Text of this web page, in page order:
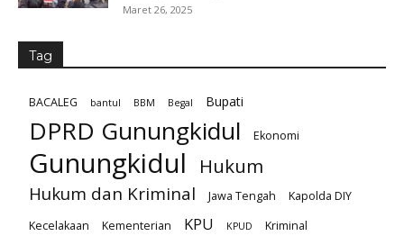
Maret 26, 2025
Tag
BACALEG bantul BBM Begal Bupati
DPRD Gunungkidul Ekonomi
Gunungkidul Hukum
Hukum dan Kriminal Jawa Tengah
Kapolda DIY
Kecelakaan
Kementerian KPU KPUD
Kriminal